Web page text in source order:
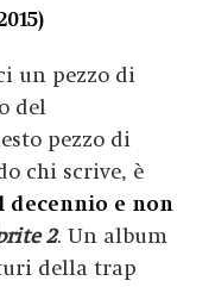
un pezzo di
del
pezzo di
chi scrive, è
e non
2. Un album
della trap